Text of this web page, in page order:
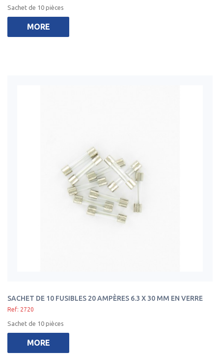
Sachet de 10 pièces
MORE
SACHET DE 10 FUSIBLES 20 AMPÈRES 6.3 X 30 MM EN VERRE
Ref: 2720
Sachet de 10 pièces
MORE